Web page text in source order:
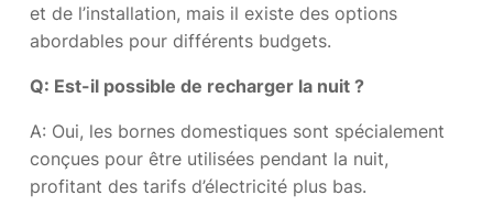
et de l’installation, mais il existe des options
abordables pour différents budgets.
Q: Est-il possible de recharger la nuit ?
A: Oui, les bornes domestiques sont spécialement
conçues pour être utilisées pendant la nuit,
profitant des tarifs d’électricité plus bas.